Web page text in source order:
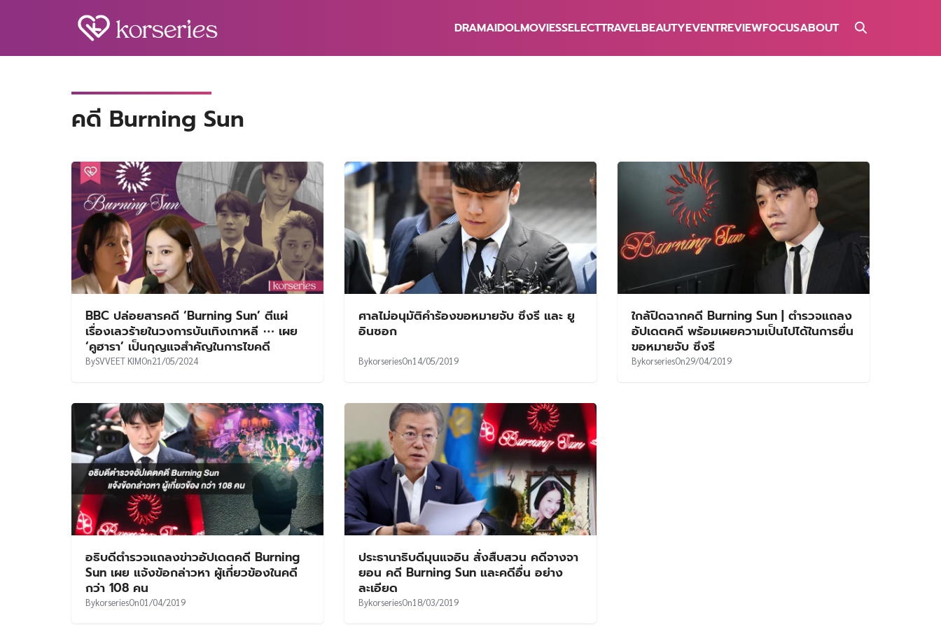
DRAMAIDOLMOVIESSELECTTRAVELBEAUTYEVENTREVIEWFOCUSABOUT
คดี Burning Sun
BBC ปล่อยสารคดี ‘Burning Sun’ ตีแผ่
เรื่องเลวร้ายในวงการบันเทิงเกาหลี ⋯ เผย
‘คูฮารา’ เป็นกุญแจสำคัญในการไขคดี
BySVVEET KIMOn21/05/2024
ศาลไม่อนุมัติคำร้องขอหมายจับ ซึงรี และ ยู
อินซอก
BykorseriesOn14/05/2019
ใกล้ปิดฉากคดี Burning Sun | ตำรวจแถลง
อัปเดตคดี พร้อมเผยความเป็นไปได้ในการยื่น
ขอหมายจับ ซึงรี
BykorseriesOn29/04/2019
อธิบดีตำรวจแถลงข่าวอัปเดตคดี Burning
Sun เผย แจ้งข้อกล่าวหา ผู้เกี่ยวข้องในคดี
กว่า 108 คน
BykorseriesOn01/04/2019
ประธานาธิบดีมุนแจอิน สั่งสืบสวน คดีจางจา
ยอน คดี Burning Sun และคดีอื่น อย่าง
ละเอียด
BykorseriesOn18/03/2019